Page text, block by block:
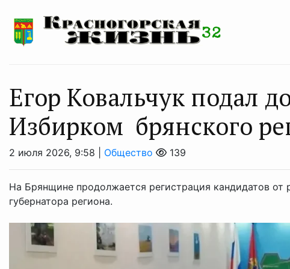
Егор Ковальчук подал
Избирком брянского
2 июля 2026, 9:58 | Общество 139
На Брянщине продолжается регистрация кандидатов от
губернатора региона.